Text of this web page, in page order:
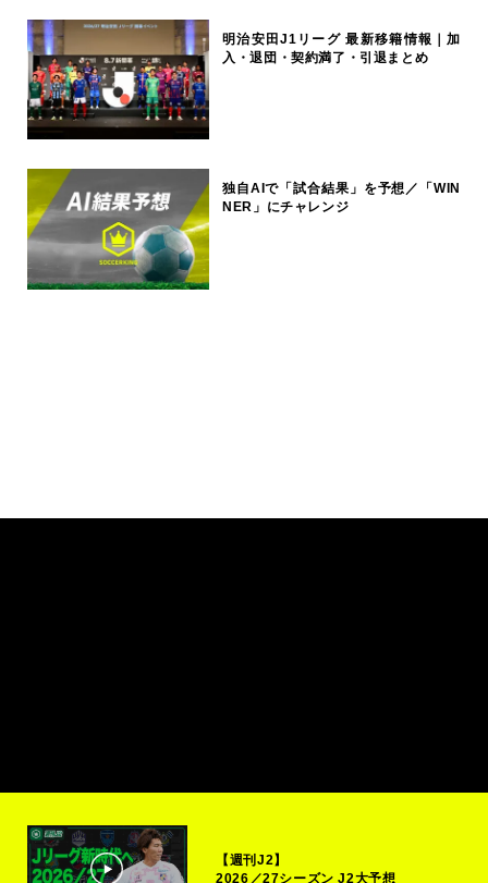
明治安田J1リーグ 最新移籍情報｜加
入・退団・契約満了・引退まとめ
独自AIで「試合結果」を予想／「WIN
NER」にチャレンジ
【週刊J2】
2026／27シーズン J2大予想